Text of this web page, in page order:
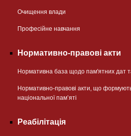
Очищення влади
Професійне навчання
Нормативно-правові акти
Нормативна база щодо пам'ятних дат
Нормативно-правові акти, що
національної памʼяті
Реабілітація